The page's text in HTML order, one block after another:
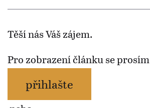
Těší nás Váš zájem.
Pro zobrazení článku se prosím
přihlašte